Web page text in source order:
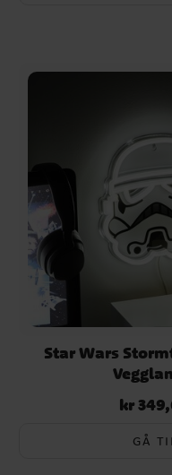
Star Wars
Pris :kr
kr
GÅ